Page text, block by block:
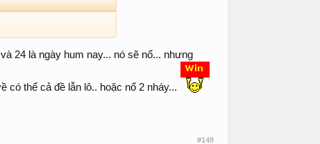
24 là ngày hum nay... nó sẽ nổ... nhưng
có thể cả đề lẫn lô.. hoặc nổ 2 nháy...
#148